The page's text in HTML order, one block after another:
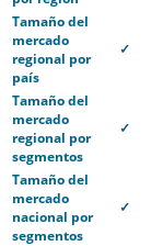
Tamaño del
mercado
regional por
país
✓
Tamaño del
mercado
regional por
segmentos
✓
Tamaño del
mercado
nacional por
segmentos
✓